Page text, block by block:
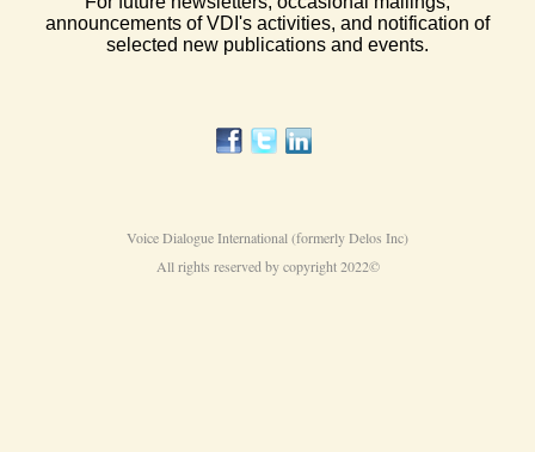
Voice Dialogue International (formerly Delos Inc)
All rights reserved by copyright 2022©